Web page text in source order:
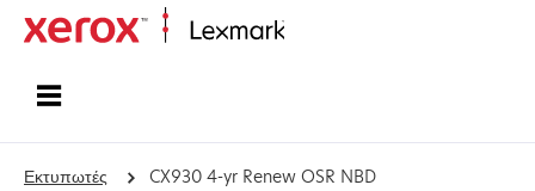
Εκτυπωτές CX930 4-yr Renew OSR NBD